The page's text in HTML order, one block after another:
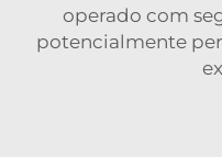
operado com
potencialmente